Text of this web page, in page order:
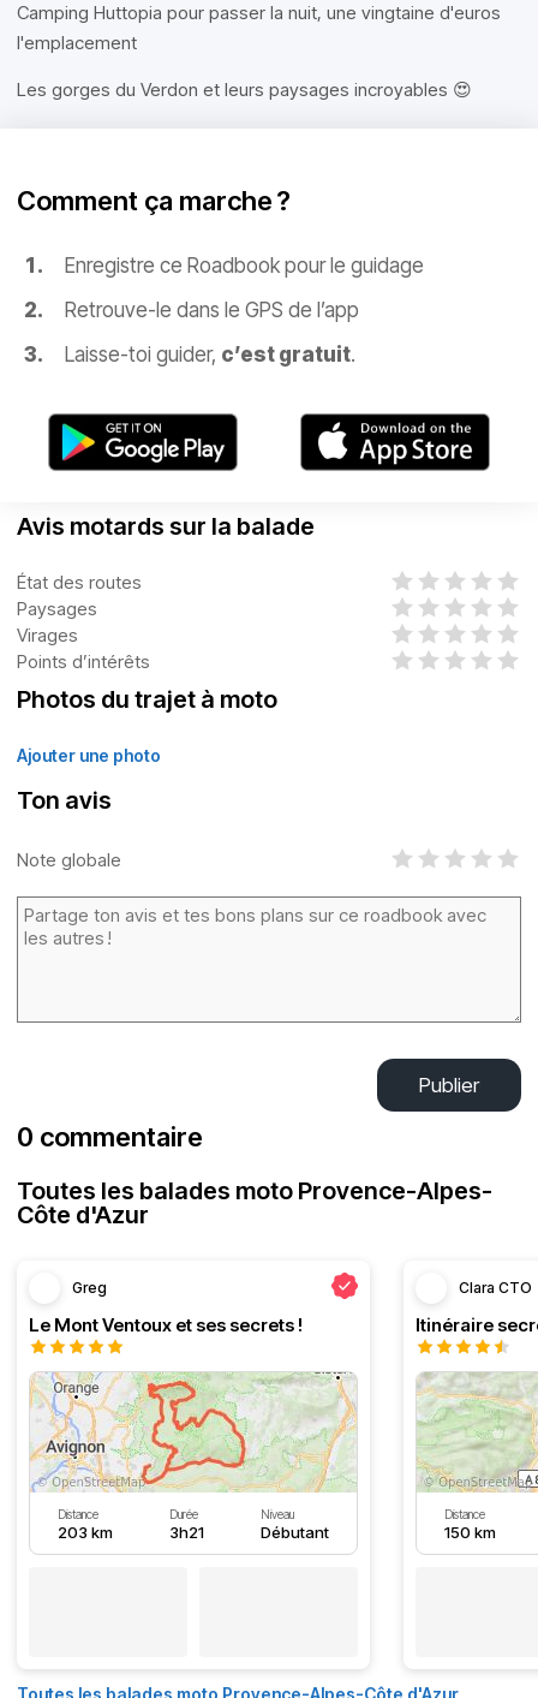
Camping Huttopia pour passer la nuit, une vingtaine d'euros
l'emplacement
Les gorges du Verdon et leurs paysages incroyables 😍
Comment ça marche ?
Enregistre ce Roadbook pour le guidage
Retrouve-le dans le GPS de l’app
Laisse-toi guider, c’est gratuit.
Avis motards sur la balade
État des routes
Paysages
Virages
Points d’intérêts
Photos du trajet à moto
Ajouter une photo
Ton avis
Note globale
Publier
0 commentaire
Toutes les balades moto Provence-Alpes-
Côte d'Azur
Greg
Le Mont Ventoux et ses secrets !
Distance
203 km
Durée
3h21
Niveau
Débutant
Clara CTO
Distance
150 km
Toutes les balades moto Provence-Alpes-Côte d'Azur